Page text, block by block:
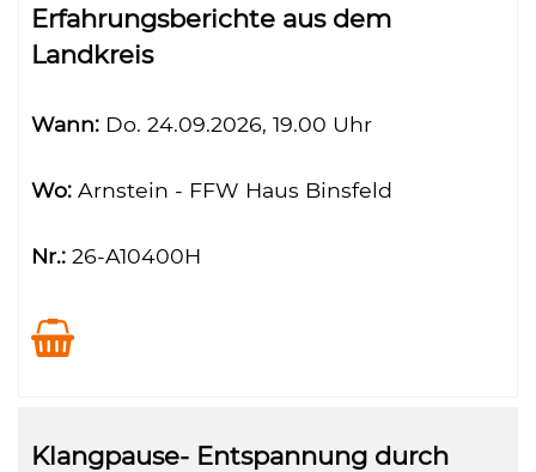
Erfahrungsberichte aus dem
Landkreis
Wann: Do. 24.09.2026, 19.00 Uhr
Wo: Arnstein - FFW Haus Binsfeld
Nr.: 26-A10400H
Klangpause- Entspannung durch